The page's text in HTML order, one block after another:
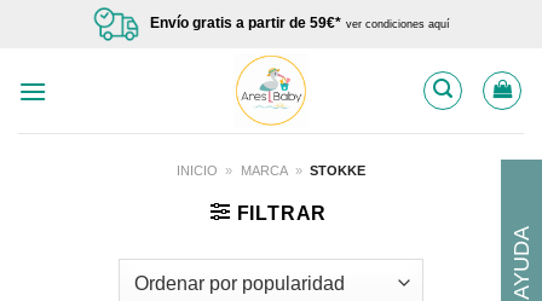
Envío gratis a partir de 59€* ver condiciones aquí
INICIO » MARCA » STOKKE
FILTRAR
AYUDA